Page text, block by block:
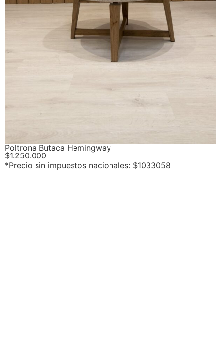
Poltrona Butaca Hemingway
$1.250.000
*Precio sin impuestos nacionales: $1033058